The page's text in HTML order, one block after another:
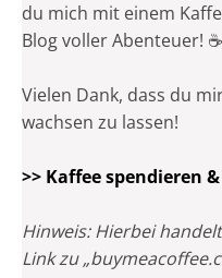
du mich mit einem
Blog voller Abenteuer! ☕
Vielen Dank, dass du
wachsen zu lassen!
>> Kaffee spendieren
Hinweis: Hierbei
Link zu